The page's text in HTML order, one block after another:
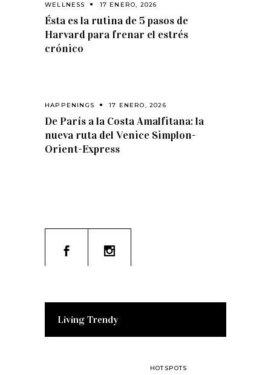
WELLNESS 17 ENERO, 2026
Ésta es la rutina de 5 pasos de
Harvard para frenar el estrés
crónico
HAPPENINGS 17 ENERO, 2026
De París a la Costa Amalfitana: la
nueva ruta del Venice Simplon-
Orient-Express
Living Trendy
HOTSPOTS